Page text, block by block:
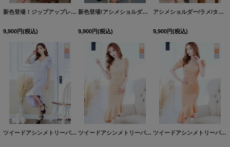
新色登場！ジップアップレースノースリーブミディアムドレス/キャバドレス【XS-Lサイズ/3カラー】[OF03]【IM】
9,900円(税込)
新色登場!アシメショルダー/ラメ/タイト/ストレッチ/ミディアムドレス/キャバドレス【XS-Mサイズ/4カラー】[OF03] 【IM】
9,900円(税込)
アシメショルダー/ラメ/タイト/ストレッチ/ミディアムドレス/キャバドレス【XS-Mサイズ/4カラー】[OF03] 【IM】
9,900円(税込)
ツイードアシンメトリーパフスリーブマーメイドミディアムドレス/キャバドレス【S-Lサイズ/3カラー】[HC02] ツイードアシンメトリーパフスリーブマーメイドミディアムドレス/キャバドレス【S-Lサイズ/3カラー】[HC02] ツイードアシンメトリーパフスリーブマーメイドミディアムドレス/キャバドレス【S-Lサイズ/3カラー】[HC02]